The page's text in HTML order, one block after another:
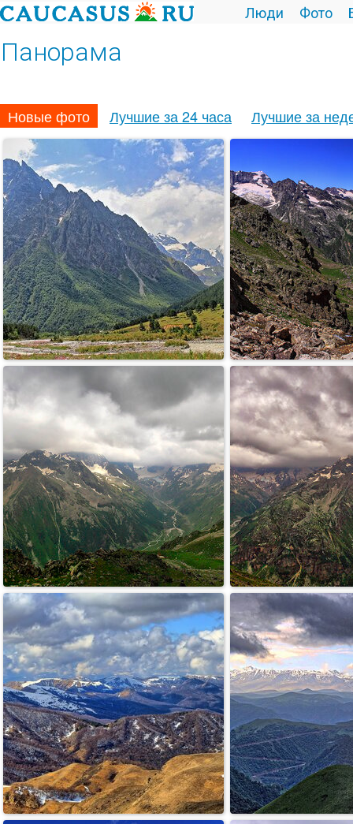
Люди Фото
Панорама
Новые фото Лучшие за 24 часа Лучшие за